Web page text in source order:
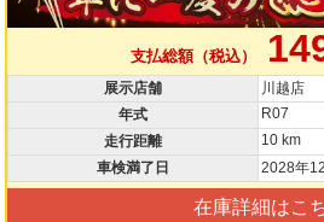
支払総額（税込）
展示店舗
川越店
年式
R07
走行距離
10 km
車検満了日
2028年
在庫詳細はこ